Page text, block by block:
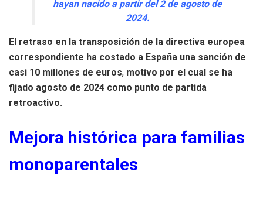
hayan nacido a partir del 2 de agosto de
2024.
El retraso en la transposición de la directiva europea
correspondiente ha costado a España una sanción de
casi 10 millones de euros, motivo por el cual se ha
fijado agosto de 2024 como punto de partida
retroactivo.
Mejora histórica para familias
monoparentales